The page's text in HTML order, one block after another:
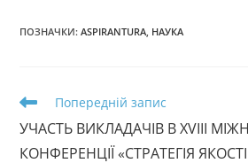
ПОЗНАЧКИ:ASPIRANTURA НАУКА
Прочитати
статей
Попередній запис
УЧАСТЬ ВИКЛАДАЧІВ В XVIII
КОНФЕРЕНЦІЇ «СТРАТЕГІЯ